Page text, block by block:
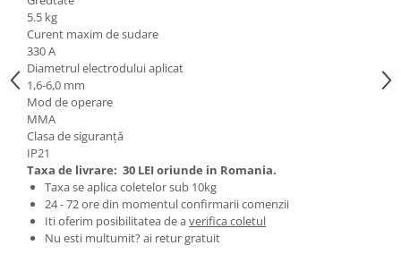
Mobilier gradina
Corturi, Prelate si plase de
umbrire
Lopeti zapada
Zdrobitoare si teascuri
Teascuri
Zdrobitoare electrice
Zdrobitoare electrice & manuale
Zdrobitoare manuale
Masini de cusut si accesorii
5.5 kg
Curent maxim de sudare
330 А
Diametrul electrodului aplicat
1,6-6,0 mm
Mod de operare
MMA
Clasa de siguranță
IP21
Taxa de livrare: 30 LEI oriunde in Romania.
Taxa se aplica coletelor sub 10kg
24 - 72 ore din momentul confirmarii comenzii
Iti oferim posibilitatea de averifica coletul
Nu esti multumit? ai retur gratuit